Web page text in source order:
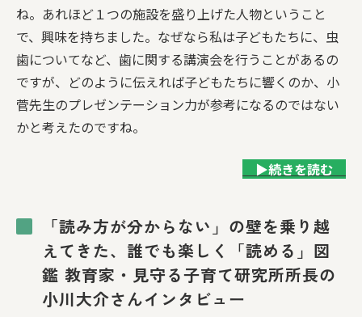
ね。あれほど１つの施設を盛り上げた人物ということ
で、興味を持ちました。なぜなら私は子どもたちに、虫
歯についてなど、歯に関する講演会を行うことがあるの
ですが、どのように伝えれば子どもたちに響くのか、小
菅先生のプレゼンテーション力が参考になるのではない
かと考えたのですね。
▶続きを読む
「読み方が分からない」の壁を乗り越
えてきた、誰でも楽しく「読める」図
鑑 教育家・見守る子育て研究所所長の
小川大介さんインタビュー